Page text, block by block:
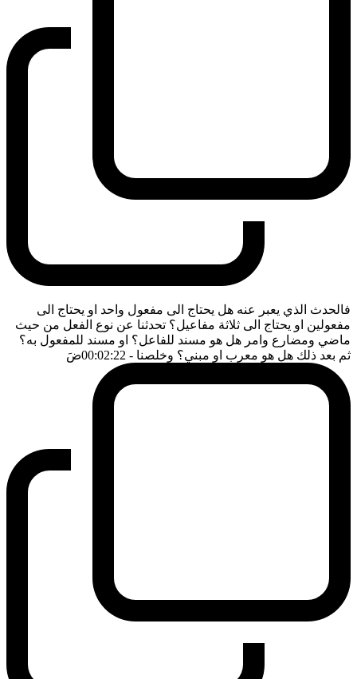
فالحدث الذي يعبر عنه هل يحتاج الى مفعول واحد او يحتاج الى
مفعولين او يحتاج الى ثلاثة مفاعيل؟ تحدثنا عن نوع الفعل من حيث
ماضي ومضارع وامر هل هو مسند للفاعل؟ او مسند للمفعول به؟
ثم بعد ذلك هل هو معرب او مبني؟ وخلصنا - 00:02:22 ضَ